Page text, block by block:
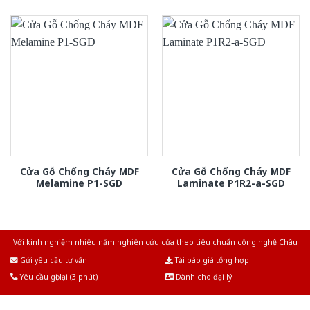
Cửa Gỗ Chống Cháy MDF
Melamine P1-SGD
Cửa Gỗ Chống Cháy MDF
Laminate P1R2-a-SGD
Với kinh nghiệm nhiêu năm nghiên cứu cửa theo tiêu chuẩn công nghệ Châu
Gửi yêu cầu tư vấn
Tải báo giá tổng hợp
Yêu cầu gọi lại (3 phút)
Dành cho đại lý